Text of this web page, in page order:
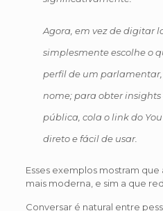
Agora, em vez de digitar
simplesmente escolhe o
perfil de um
nome; para obter
pública, cola o link do
direto e fácil de usar.
Esses exemplos mostram
mais moderna, e sim a que
Conversar é natural entre